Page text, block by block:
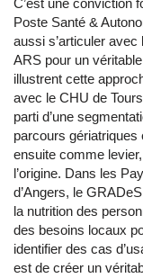
C’est une conviction
Poste Santé &
aussi s’articuler
ARS pour un
illustrent cette
avec le CHU de
parti d’une
parcours gériatriques
ensuite comme
l’origine. Dans les
d’Angers, le
la nutrition des
des besoins locaux
identifier des cas
est de créer un